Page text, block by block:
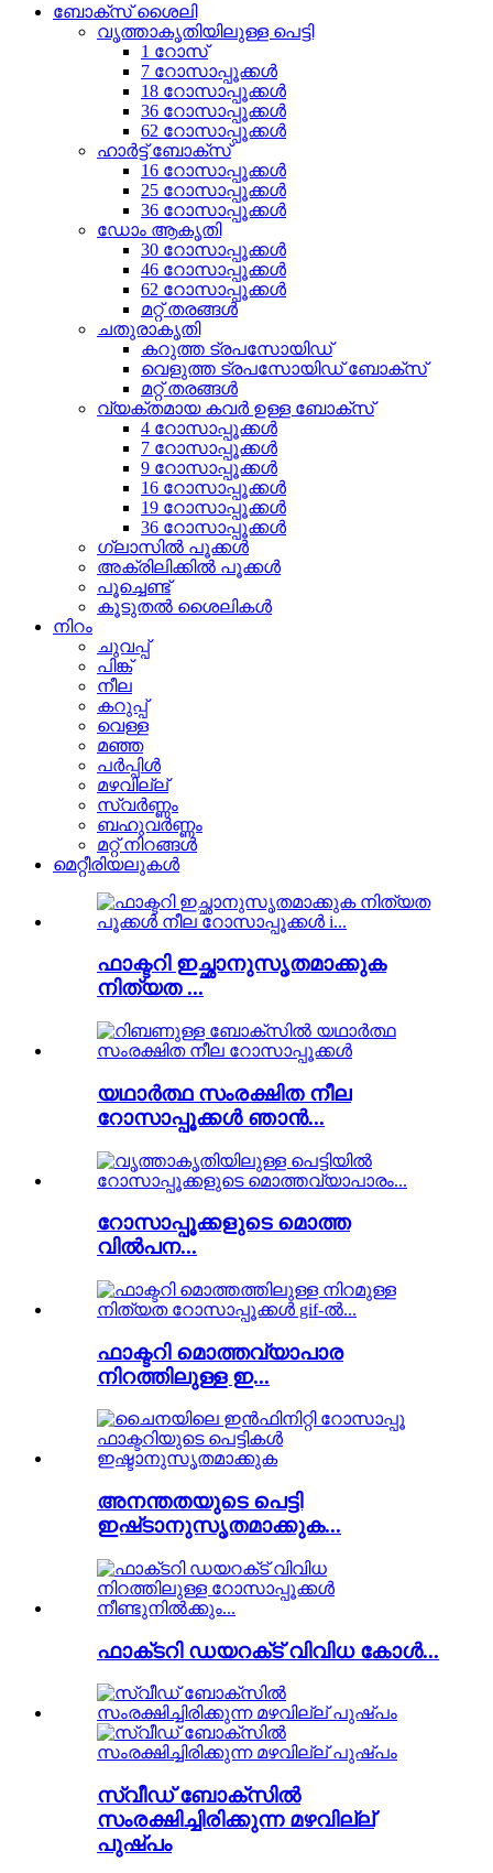
ബോക്സ് ശൈലി
വൃത്താകൃതിയിലുള്ള പെട്ടി
1 റോസ്
7 റോസാപ്പൂക്കൾ
18 റോസാപ്പൂക്കൾ
36 റോസാപ്പൂക്കൾ
62 റോസാപ്പൂക്കൾ
ഹാർട്ട് ബോക്സ്
16 റോസാപ്പൂക്കൾ
25 റോസാപ്പൂക്കൾ
36 റോസാപ്പൂക്കൾ
ഡോം ആകൃതി
30 റോസാപ്പൂക്കൾ
46 റോസാപ്പൂക്കൾ
62 റോസാപ്പൂക്കൾ
മറ്റ് തരങ്ങൾ
ചതുരാകൃതി
കറുത്ത ട്രപസോയിഡ്
വെളുത്ത ട്രപസോയിഡ് ബോക്സ്
മറ്റ് തരങ്ങൾ
വ്യക്തമായ കവർ ഉള്ള ബോക്സ്
4 റോസാപ്പൂക്കൾ
7 റോസാപ്പൂക്കൾ
9 റോസാപ്പൂക്കൾ
16 റോസാപ്പൂക്കൾ
19 റോസാപ്പൂക്കൾ
36 റോസാപ്പൂക്കൾ
ഗ്ലാസിൽ പൂക്കൾ
അക്രിലിക്കിൽ പൂക്കൾ
പൂച്ചെണ്ട്
കൂടുതൽ ശൈലികൾ
നിറം
ചുവപ്പ്
പിങ്ക്
നീല
കറുപ്പ്
വെള്ള
മഞ്ഞ
പർപ്പിൾ
മഴവില്ല്
സ്വർണ്ണം
ബഹുവർണ്ണം
മറ്റ് നിറങ്ങൾ
മെറ്റീരിയലുകൾ
ഫാക്ടറി ഇച്ഛാനുസൃതമാക്കുക
നിത്യത ...
യഥാർത്ഥ സംരക്ഷിത നീല
റോസാപ്പൂക്കൾ ഞാൻ...
റോസാപ്പൂക്കളുടെ മൊത്ത
വിൽപന...
ഫാക്ടറി മൊത്തവ്യാപാര
നിറത്തിലുള്ള ഇ...
അനന്തതയുടെ പെട്ടി
ഇഷ്‌ടാനുസൃതമാക്കുക...
ഫാക്‌ടറി ഡയറക്‌ട് വിവിധ കോൾ...
സ്വീഡ് ബോക്സിൽ
സംരക്ഷിച്ചിരിക്കുന്ന മഴവില്ല്
പുഷ്പം